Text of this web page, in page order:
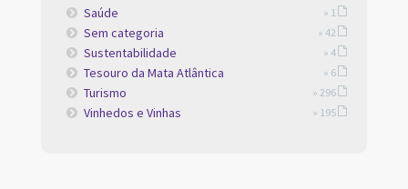
Saúde » 1
Sem categoria » 42
Sustentabilidade » 4
Tesouro da Mata Atlântica » 6
Turismo » 296
Vinhedos e Vinhas » 195